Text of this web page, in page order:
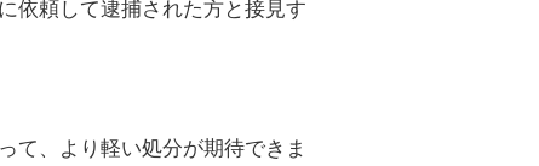
依頼して逮捕された方と接見す
て、より軽い処分が期待できま